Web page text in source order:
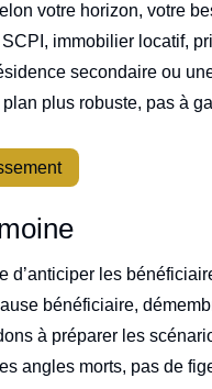
votre horizon, votre
immobilier locatif,
secondaire ou
plus robuste, pas à
d’anticiper les
bénéficiaire,
à préparer les
angles morts, pas de